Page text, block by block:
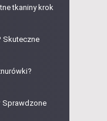
tkaniny krok
Skuteczne
Sprawdzone